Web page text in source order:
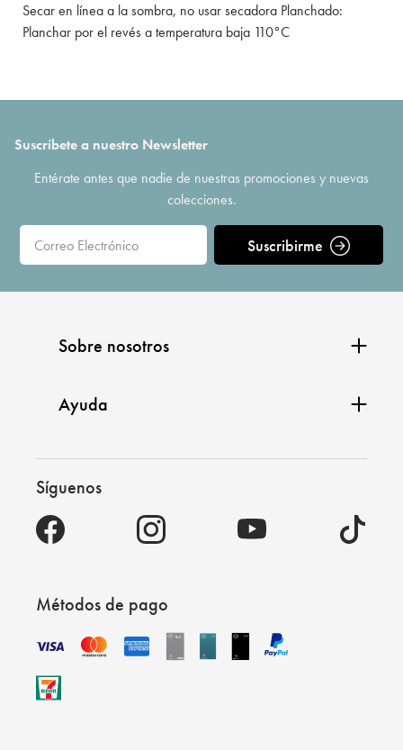
Secar en línea a la sombra, no usar secadora Planchado:
Planchar por el revés a temperatura baja 110°C
Suscríbete a nuestro Newsletter
Entérate antes que nadie de nuestras promociones y nuevas
colecciones.
Suscribirme
Sobre nosotros
Ayuda
Síguenos
Métodos de pago